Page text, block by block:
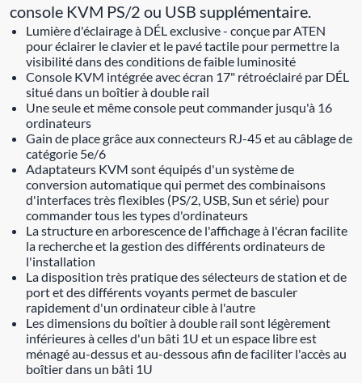
console KVM PS/2 ou USB supplémentaire.
Lumière d'éclairage à DÉL exclusive - conçue par ATEN
pour éclairer le clavier et le pavé tactile pour permettre la
visibilité dans des conditions de faible luminosité
Console KVM intégrée avec écran 17" rétroéclairé par DÉL
situé dans un boîtier à double rail
Une seule et même console peut commander jusqu'à 16
ordinateurs
Gain de place grâce aux connecteurs RJ-45 et au câblage de
catégorie 5e/6
Adaptateurs KVM sont équipés d'un système de
conversion automatique qui permet des combinaisons
d'interfaces très flexibles (PS/2, USB, Sun et série) pour
commander tous les types d'ordinateurs
La structure en arborescence de l'affichage à l'écran facilite
la recherche et la gestion des différents ordinateurs de
l'installation
La disposition très pratique des sélecteurs de station et de
port et des différents voyants permet de basculer
rapidement d'un ordinateur cible à l'autre
Les dimensions du boîtier à double rail sont légèrement
inférieures à celles d'un bâti 1U et un espace libre est
ménagé au-dessus et au-dessous afin de faciliter l'accès au
boîtier dans un bâti 1U